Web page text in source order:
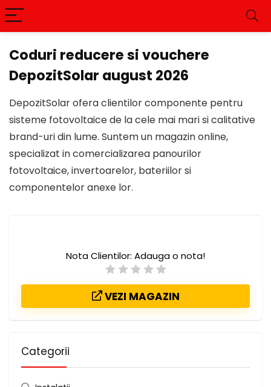
Coduri reducere si vouchere
DepozitSolar august 2026
DepozitSolar ofera clientilor componente pentru
sisteme fotovoltaice de la cele mai mari si calitative
brand-uri din lume. Suntem un magazin online,
specializat in comercializarea panourilor
fotovoltaice, invertoarelor, bateriilor si
componentelor anexe lor.
Nota Clientilor: Adauga o nota!
VEZI MAGAZIN
Categorii